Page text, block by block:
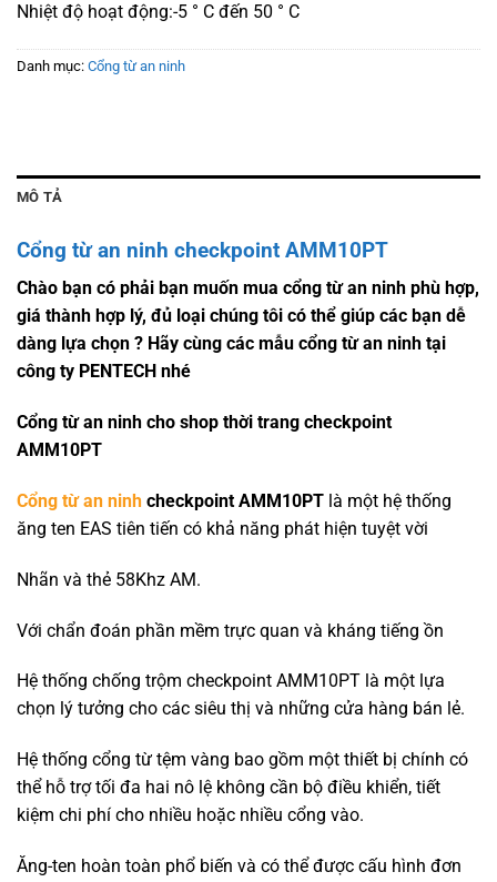
Nhiệt độ hoạt động:-5 ° C đến 50 ° C
Danh mục: Cổng từ an ninh
MÔ TẢ
Cổng từ an ninh checkpoint AMM10PT
Chào bạn có phải bạn muốn mua cổng từ an ninh phù hợp,
giá thành hợp lý, đủ loại chúng tôi có thể giúp các bạn dễ
dàng lựa chọn ? Hãy cùng các mẫu cổng từ an ninh tại
công ty PENTECH nhé
Cổng từ an ninh cho shop thời trang checkpoint
AMM10PT
Cổng từ an ninh checkpoint AMM10PT là một hệ thống
ăng ten EAS tiên tiến có khả năng phát hiện tuyệt vời
Nhãn và thẻ 58Khz AM.
Với chẩn đoán phần mềm trực quan và kháng tiếng ồn
Hệ thống chống trộm checkpoint AMM10PT là một lựa
chọn lý tưởng cho các siêu thị và những cửa hàng bán lẻ.
Hệ thống cổng từ tệm vàng bao gồm một thiết bị chính có
thể hỗ trợ tối đa hai nô lệ không cần bộ điều khiển, tiết
kiệm chi phí cho nhiều hoặc nhiều cổng vào.
Ăng-ten hoàn toàn phổ biến và có thể được cấu hình đơn